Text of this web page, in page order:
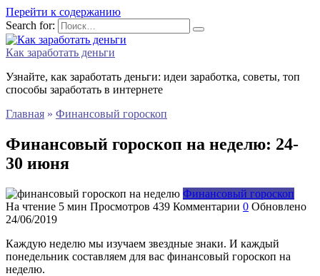
Перейти к содержанию
Search for:
Как заработать деньги
Узнайте, как заработать деньги: идеи заработка, советы, топ
способы заработать в интернете
Главная » Финансовый гороскоп
Финансовый гороскоп на неделю: 24-
30 июня
Финансовый гороскоп
На чтение 5 мин Просмотров 439 Комментарии 0 Обновлено
24/06/2019
Каждую неделю мы изучаем звездные знаки. И каждый
понедельник составляем для вас финансовый гороскоп на
неделю.